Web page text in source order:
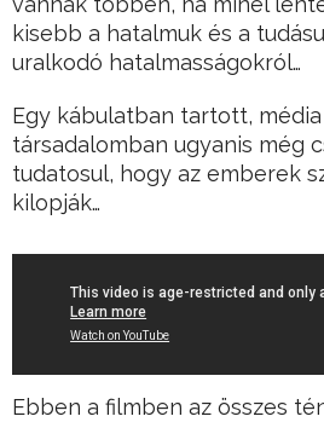
kisebb a hatalmuk és a
uralkodó hatalmasságokról…
Egy kábulatban tartott,
társadalomban ugyanis még
tudatosul, hogy az emberek
kilopják…
Ebben a filmben az összes